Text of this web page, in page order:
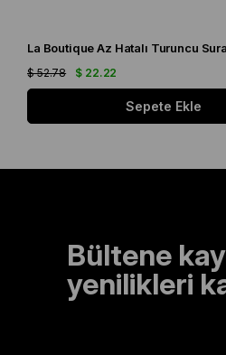
$ 22.22
$ 52.78
Sepete Ekle
Bültene
yenilikleri